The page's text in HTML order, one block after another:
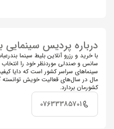
درباره پردیس سینمایی
با خرید و رزرو آنلاین بلیط سینما
سانس و صندلی موردنظر خود را انتخاب
سینماهای سراسر کشور است که دایا
مال در سال‌های قعالیت خویش توانسته
کشورمان بردارد.
07633385701